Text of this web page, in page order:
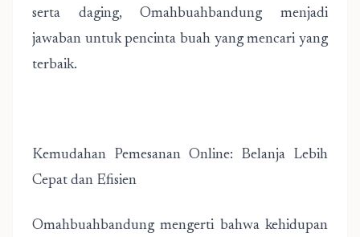
serta daging, Omahbuahbandung menjadi
jawaban untuk pencinta buah yang mencari yang
terbaik.
Kemudahan Pemesanan Online: Belanja Lebih
Cepat dan Efisien
Omahbuahbandung mengerti bahwa kehidupan